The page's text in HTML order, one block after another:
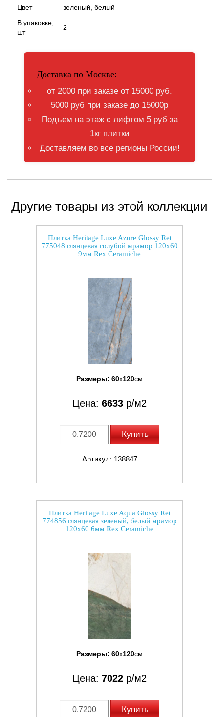
Цвет
зеленый, белый
В упаковке,
шт
2
Доставка по Москве:
от 2000 при заказе от 15000 руб.
5000 руб при заказе до 15000р
Подъем на этаж с лифтом 5 руб за
1кг плитки
Доставляем во все регионы России!
Другие товары из этой коллекции
Плитка Heritage Luxe Azure Glossy Ret
775048 глянцевая голубой мрамор 120x60
9мм Rex Ceramiche
Размеры: 60x120см
Цена: 6633 р/м2
Купить
Артикул: 138847
Плитка Heritage Luxe Aqua Glossy Ret
774856 глянцевая зеленый, белый мрамор
120x60 6мм Rex Ceramiche
Размеры: 60x120см
Цена: 7022 р/м2
Купить